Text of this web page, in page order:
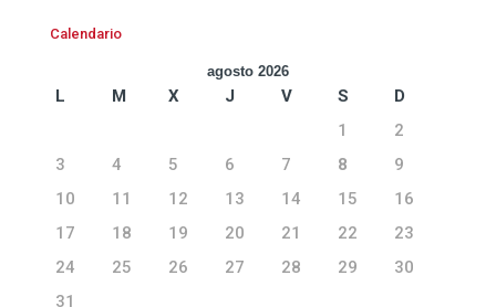
Calendario
agosto 2026
L M X J V S
D
1
2
3
4 5 6 7 8
9
10
11 12 13 14 15
16
17
18 19 20 21 22
23
24
25 26 27 28 29
30
31